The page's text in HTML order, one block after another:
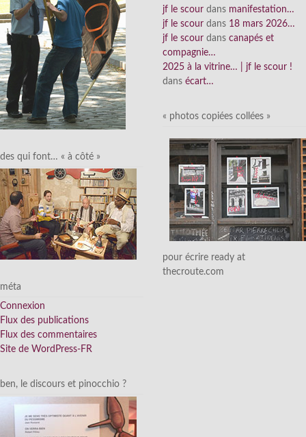
des qui font… « à côté »
méta
Connexion
Flux des publications
Flux des commentaires
Site de WordPress-FR
ben, le discours et pinocchio ?
jf le scour dans manifestation…
jf le scour dans 18 mars 2026…
jf le scour dans canapés et
compagnie…
2025 à la vitrine… | jf le scour !
dans écart…
« photos copiées collées »
pour écrire ready at
thecroute.com